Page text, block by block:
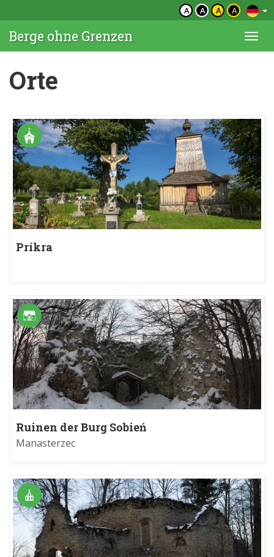
A A A A
Berge ohne Grenzen
Orte
Príkra
Ruinen der Burg Sobień
Manasterzec